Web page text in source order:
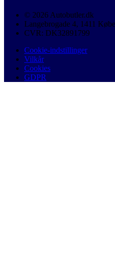
© 2026 Autobutler.dk
Langebrogade 4, 1411
CVR: DK32891799
Cookie-indstillinger
Vilkår
Cookies
GDPR